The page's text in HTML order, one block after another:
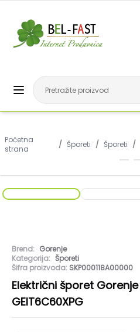
Početna
strana
/ Šporeti / Šporeti /
Brend: Gorenje
Kategorija: Šporeti
Šifra proizvoda: SKP000118A00000
Električni šporet Gorenje
GEIT6C60XPG